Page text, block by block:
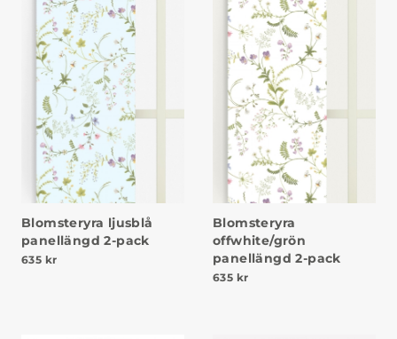
Blomsteryra ljusblå
panellängd 2-pack
635 kr
Blomsteryra
offwhite/grön
panellängd 2-pack
635 kr